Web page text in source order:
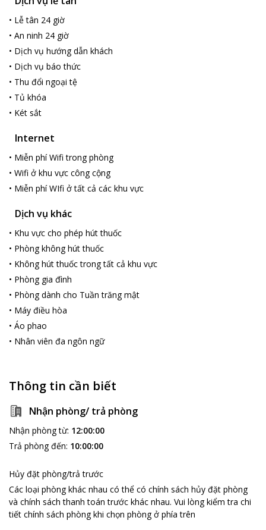
• Lễ tân 24 giờ
• An ninh 24 giờ
• Dịch vụ hướng dẫn khách
• Dịch vụ báo thức
• Thu đổi ngoại tệ
• Tủ khóa
• Két sắt
Internet
• Miễn phí Wifi trong phòng
• Wifi ở khu vực công cộng
• Miễn phí WIfi ở tất cả các khu vực
Dịch vụ khác
• Khu vực cho phép hút thuốc
• Phòng không hút thuốc
• Không hút thuốc trong tất cả khu vực
• Phòng gia đình
• Phòng dành cho Tuần trăng mật
• Máy điều hòa
• Áo phao
• Nhân viên đa ngôn ngữ
Thông tin cần biết
Nhận phòng/ trả phòng
Nhận phòng từ: 12:00:00
Trả phòng đến: 10:00:00
Hủy đặt phòng/trả trước
Các loại phòng khác nhau có thể có chính sách hủy đặt phòng
và chính sách thanh toán trước khác nhau. Vui lòng kiểm tra chi
tiết chính sách phòng khi chọn phòng ở phía trên